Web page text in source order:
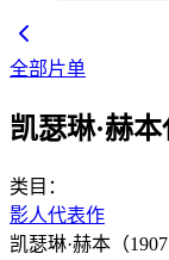
全部片单
凯瑟琳·赫
类目：
影人代表作
凯瑟琳·赫本（